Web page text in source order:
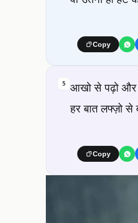
Copy
5
आखो से पढ़ो और
हर बात लफ्ज़ो से
Copy